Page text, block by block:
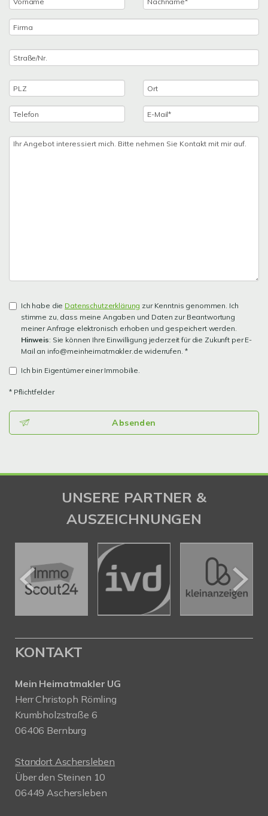
Ich habe die Datenschutzerklärung zur Kenntnis genommen. Ich
stimme zu, dass meine Angaben und Daten zur Beantwortung
meiner Anfrage elektronisch erhoben und gespeichert werden.
Hinweis: Sie können Ihre Einwilligung jederzeit für die Zukunft per E-
Mail an info@meinheimatmakler.de widerrufen. *
Ich bin Eigentümer einer Immobilie.
* Pflichtfelder
Absenden
UNSERE PARTNER &
AUSZEICHNUNGEN
KONTAKT
Mein Heimatmakler UG
Herr Christoph Römling
Krumbholzstraße 6
06406 Bernburg
Standort Aschersleben
Über den Steinen 10
06449 Aschersleben